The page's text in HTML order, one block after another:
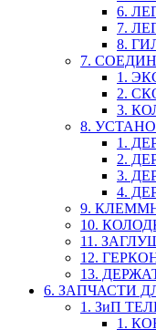
6.
7.
8.
7.
1.
2.
3.
8.
1.
2.
3.
4.
9.
10.
11.
12.
13.
6. ЗАПЧАСТИ
1. ЗиП
1.